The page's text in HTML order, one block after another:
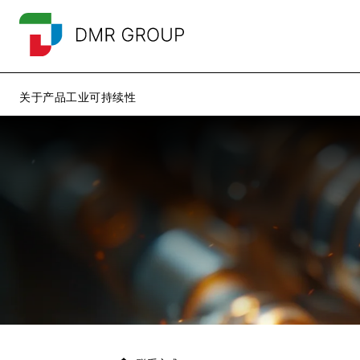
关于产品工业可持续性